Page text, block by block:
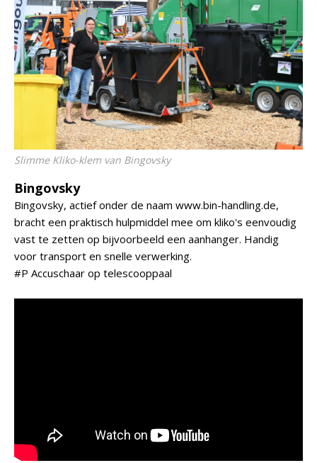
Slimme Kliko-klem van Bingovsky
Bingovsky
Bingovsky, actief onder de naam www.bin-handling.de,
bracht een praktisch hulpmiddel mee om kliko's eenvoudig
vast te zetten op bijvoorbeeld een aanhanger. Handig
voor transport en snelle verwerking.
#P Accuschaar op telescooppaal